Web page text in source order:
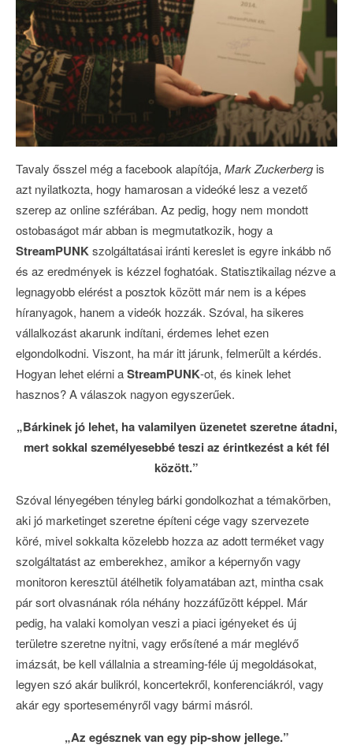
Tavaly ősszel még a facebook alapítója, Mark Zuckerbergis
azt nyilatkozta, hogy hamarosan a videóké lesz a vezető
szerep az online szférában. Az pedig, hogy nem mondott
ostobaságot már abban is megmutatkozik, hogy a
StreamPUNKszolgáltatásai iránti kereslet is egyre inkább nő
és az eredmények is kézzel foghatóak. Statisztikailag nézve a
legnagyobb elérést a posztok között már nem is a képes
híranyagok, hanem a videók hozzák. Szóval, ha sikeres
vállalkozást akarunk indítani, érdemes lehet ezen
elgondolkodni. Viszont, ha már itt járunk, felmerült a kérdés.
Hogyan lehet elérni aStreamPUNK-ot, és kinek lehet
hasznos? A válaszok nagyon egyszerűek.
„Bárkinek jó lehet, ha valamilyen üzenetet szeretne átadni,
mert sokkal személyesebbé teszi az érintkezést a két fél
között.”
Szóval lényegében tényleg bárki gondolkozhat a témakörben,
aki jó marketinget szeretne építeni cége vagy szervezete
köré, mivel sokkalta közelebb hozza az adott terméket vagy
szolgáltatást az emberekhez, amikor a képernyőn vagy
monitoron keresztül átélhetik folyamatában azt, mintha csak
pár sort olvasnának róla néhány hozzáfűzött képpel. Már
pedig, ha valaki komolyan veszi a piaci igényeket és új
területre szeretne nyitni, vagy erősítené a már meglévő
imázsát, be kell vállalnia a streaming-féle új megoldásokat,
legyen szó akár bulikról, koncertekről, konferenciákról, vagy
akár egy sporteseményről vagy bármi másról.
„Az egésznek van egy pip-show jellege.”